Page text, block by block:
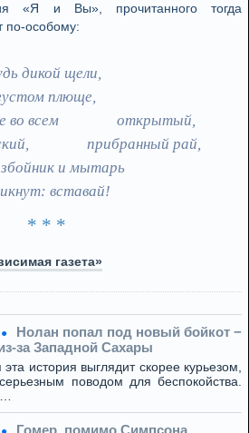
«Я и Вы», прочитанного тогда
по-особому:
дикой щели,
плюще,
во всем
открытый,
прибранный рай,
и мытарь
вставай!
* * *
газета»
Нолан попал под новый бойкот −
Западной Сахары
эта история выглядит скорее курьезом,
поводом для беспокойства.
Гомер, помимо Симпсона